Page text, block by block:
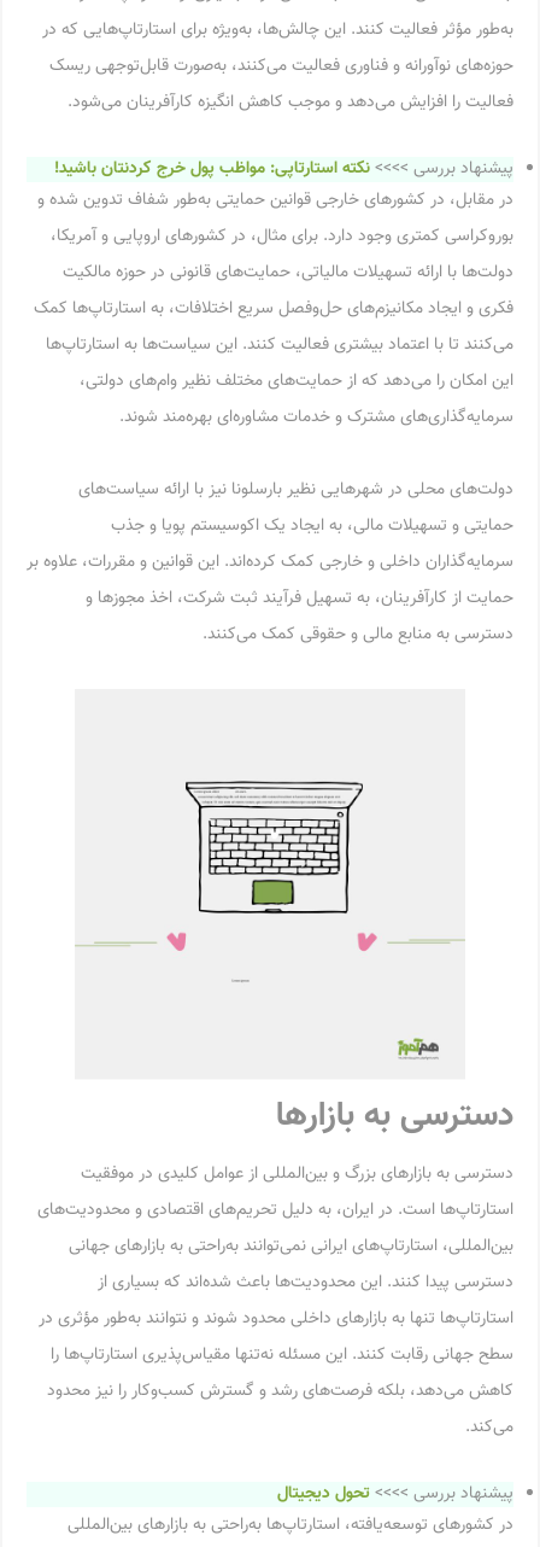
به‌طور مؤثر فعالیت کنند. این چالش‌ها، به‌ویژه برای استارتاپ‌هایی که در
حوزه‌های نوآورانه و فناوری فعالیت می‌کنند، به‌صورت قابل‌توجهی ریسک
فعالیت را افزایش می‌دهد و موجب کاهش انگیزه کارآفرینان می‌شود.
پیشنهاد بررسی >>>>نکته استارتاپی: مواظب پول خرج کردنتان باشید!
در مقابل، در کشورهای خارجی قوانین حمایتی به‌طور شفاف تدوین شده و
بوروکراسی کمتری وجود دارد. برای مثال، در کشورهای اروپایی و آمریکا،
دولت‌ها با ارائه تسهیلات مالیاتی، حمایت‌های قانونی در حوزه مالکیت
فکری و ایجاد مکانیزم‌های حل‌وفصل سریع اختلافات، به استارتاپ‌ها کمک
می‌کنند تا با اعتماد بیشتری فعالیت کنند. این سیاست‌ها به استارتاپ‌ها
این امکان را می‌دهد که از حمایت‌های مختلف نظیر وام‌های دولتی،
سرمایه‌گذاری‌های مشترک و خدمات مشاوره‌ای بهره‌مند شوند.
دولت‌های محلی در شهرهایی نظیر بارسلونا نیز با ارائه سیاست‌های
حمایتی و تسهیلات مالی، به ایجاد یک اکوسیستم پویا و جذب
سرمایه‌گذاران داخلی و خارجی کمک کرده‌اند. این قوانین و مقررات، علاوه بر
حمایت از کارآفرینان، به تسهیل فرآیند ثبت شرکت، اخذ مجوزها و
دسترسی به منابع مالی و حقوقی کمک می‌کنند.
دسترسی به بازارها
دسترسی به بازارهای بزرگ و بین‌المللی از عوامل کلیدی در موفقیت
استارتاپ‌ها است. در ایران، به دلیل تحریم‌های اقتصادی و محدودیت‌های
بین‌المللی، استارتاپ‌های ایرانی نمی‌توانند به‌راحتی به بازارهای جهانی
دسترسی پیدا کنند. این محدودیت‌ها باعث شده‌اند که بسیاری از
استارتاپ‌ها تنها به بازارهای داخلی محدود شوند و نتوانند به‌طور مؤثری در
سطح جهانی رقابت کنند. این مسئله نه‌تنها مقیاس‌پذیری استارتاپ‌ها را
کاهش می‌دهد، بلکه فرصت‌های رشد و گسترش کسب‌وکار را نیز محدود
می‌کند.
پیشنهاد بررسی >>>>تحول دیجیتال
در کشورهای توسعه‌یافته، استارتاپ‌ها به‌راحتی به بازارهای بین‌المللی